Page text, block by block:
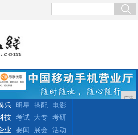
广告
乐 明星 搭配
电影
技
考试 大专
考研
业 要闻 展会
活动